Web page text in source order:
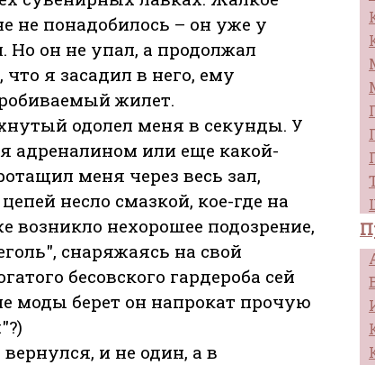
не понадобилось – он уже у
он не упал, а продолжал
я засадил в него, ему
жилет.
одолел меня в секунды. У
адреналином или еще какой-
меня через весь зал,
несло смазкой, кое-где на
нехорошее подозрение,
снаряжаясь на свой
бесовского гардероба сей
моды берет он напрокат прочую
и не один, а в